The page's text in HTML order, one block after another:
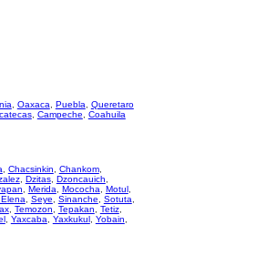
Oaxaca Puebla
Queretaro
, Campeche
Coahuila
Chacsinkin Chankom,
, Dzitas, Dzoncauich
Merida Mococha Motul,
Seye Sinanche Sotuta
, Temozon Tepakan Tetiz,
, Yaxcaba Yaxkukul, Yobain